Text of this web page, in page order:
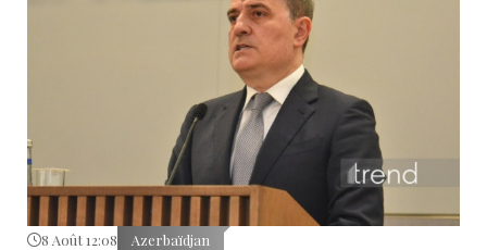
8 Août 12:08 Azerbaïdjan